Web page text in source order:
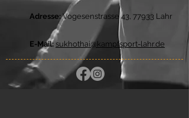
E-Mail: sukhothai@kampfsport-lahr.de
Adresse: Vogesenstrasse 43, 77933 Lahr